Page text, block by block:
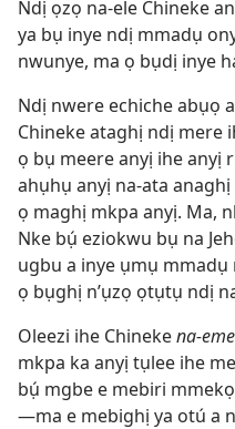
Ndị ọzọ na-ele Chineke
ya bụ inye ndị mmadụ
nwunye, ma ọ bụdị inye
Ndị nwere echiche abụọ
Chineke ataghị ndị mere
ọ bụ meere anyị ihe anyị
ahụhụ anyị na-ata anaghị
ọ maghị mkpa anyị. Ma,
Nke bụ́ eziokwu bụ na
ugbu a inye ụmụ mmadụ
ọ bụghị n’ụzọ ọtụtụ ndị
Oleezi ihe Chinekena-
mkpa ka anyị tụlee ihe
bụ́ mgbe e mebiri
—ma e mebighị ya otú a